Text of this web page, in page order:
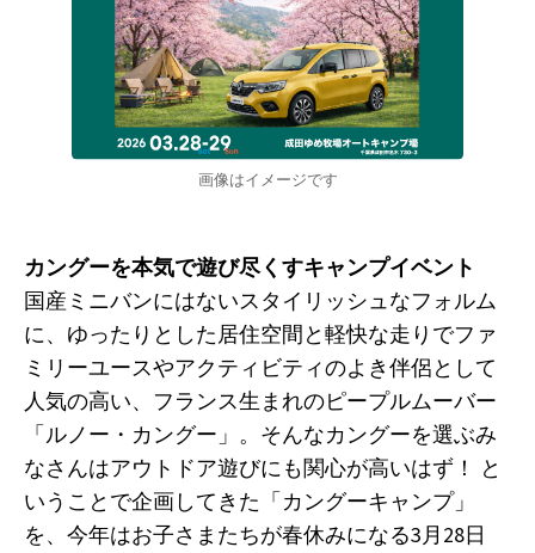
画像はイメージです
カングーを本気で遊び尽くすキャンプイベント
国産ミニバンにはないスタイリッシュなフォルム
に、ゆったりとした居住空間と軽快な走りでファ
ミリーユースやアクティビティのよき伴侶として
人気の高い、フランス生まれのピープルムーバー
「ルノー・カングー」。そんなカングーを選ぶみ
なさんはアウトドア遊びにも関心が高いはず！ と
いうことで企画してきた「カングーキャンプ」
を、今年はお子さまたちが春休みになる3月28日